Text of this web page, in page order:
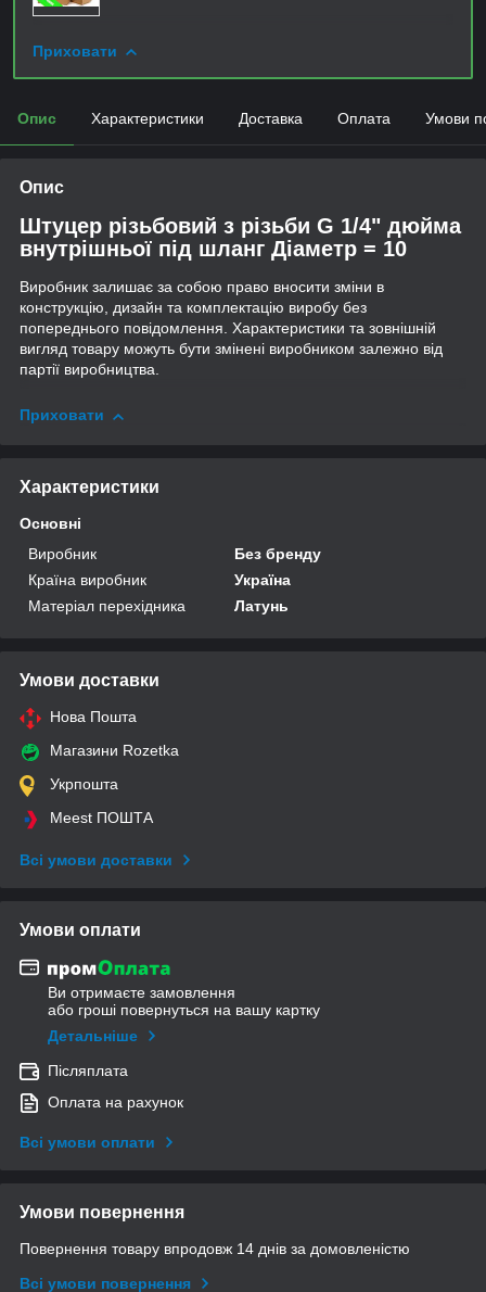
Приховати
Опис Характеристики Доставка Оплата Умови
Опис
Штуцер різьбовий з різьби G 1/4" дюйма
внутрішньої під шланг Діаметр = 10
Виробник залишає за собою право вносити зміни в
конструкцію, дизайн та комплектацію виробу без
попереднього повідомлення. Характеристики та зовнішній
вигляд товару можуть бути змінені виробником залежно від
партії виробництва.
Приховати
Характеристики
Основні
Виробник
Без бренду
Країна виробник
Україна
Матеріал перехідника
Латунь
Умови доставки
Нова Пошта
Магазини Rozetka
Укрпошта
Meest ПОШТА
Всі умови доставки
Умови оплати
Ви отримаєте замовлення
або гроші повернуться на вашу картку
Детальніше
Післяплата
Оплата на рахунок
Всі умови оплати
Умови повернення
Повернення товару впродовж 14 днів за домовленістю
Всі умови повернення